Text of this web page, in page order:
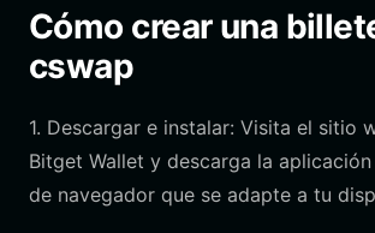
Cómo crear una
cswap
1. Descargar e instalar: Visita el sitio
Bitget Wallet y descarga la
de navegador que se adapte a tu